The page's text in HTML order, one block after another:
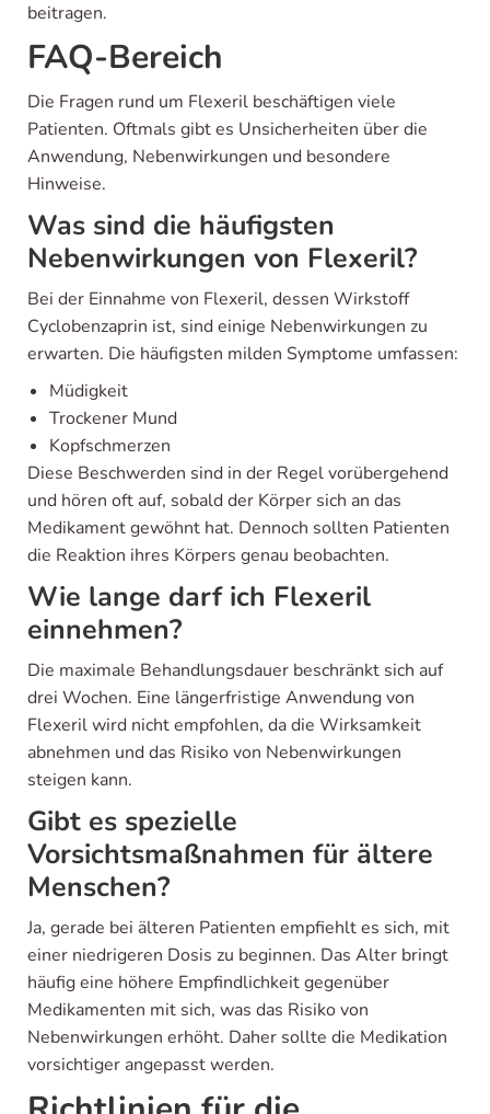
beitragen.
FAQ-Bereich
Die Fragen rund um Flexeril beschäftigen viele
Patienten. Oftmals gibt es Unsicherheiten über die
Anwendung, Nebenwirkungen und besondere
Hinweise.
Was sind die häufigsten
Nebenwirkungen von Flexeril?
Bei der Einnahme von Flexeril, dessen Wirkstoff
Cyclobenzaprin ist, sind einige Nebenwirkungen zu
erwarten. Die häufigsten milden Symptome umfassen:
Müdigkeit
Trockener Mund
Kopfschmerzen
Diese Beschwerden sind in der Regel vorübergehend
und hören oft auf, sobald der Körper sich an das
Medikament gewöhnt hat. Dennoch sollten Patienten
die Reaktion ihres Körpers genau beobachten.
Wie lange darf ich Flexeril
einnehmen?
Die maximale Behandlungsdauer beschränkt sich auf
drei Wochen. Eine längerfristige Anwendung von
Flexeril wird nicht empfohlen, da die Wirksamkeit
abnehmen und das Risiko von Nebenwirkungen
steigen kann.
Gibt es spezielle
Vorsichtsmaßnahmen für ältere
Menschen?
Ja, gerade bei älteren Patienten empfiehlt es sich, mit
einer niedrigeren Dosis zu beginnen. Das Alter bringt
häufig eine höhere Empfindlichkeit gegenüber
Medikamenten mit sich, was das Risiko von
Nebenwirkungen erhöht. Daher sollte die Medikation
vorsichtiger angepasst werden.